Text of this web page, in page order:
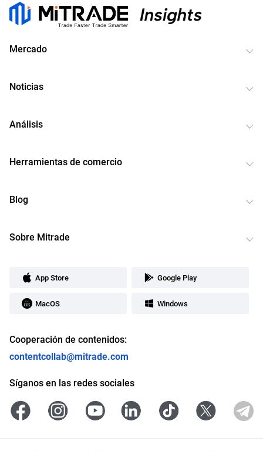
Mercado
Noticias
Análisis
Herramientas de comercio
Blog
Sobre Mitrade
App Store Google Play
MacOS Windows
Cooperación de contenidos:
contentcollab@mitrade.com
Síganos en las redes sociales